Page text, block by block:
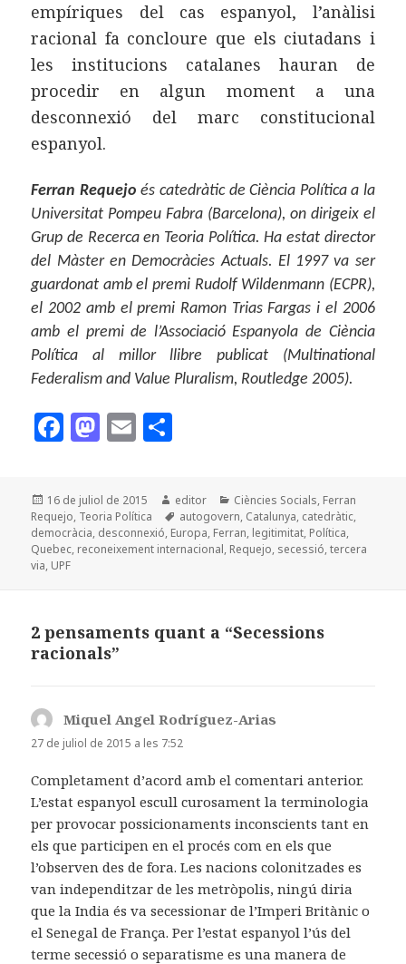
empíriques del cas espanyol, l’anàlisi
racional fa concloure que els ciutadans i
les institucions catalanes hauran de
procedir en algun moment a una
desconnexió del marc constitucional
espanyol.
Ferran Requejo és catedràtic de Ciència Política a la
Universitat Pompeu Fabra (Barcelona), on dirigeix el
Grup de Recerca en Teoria Política. Ha estat director
del Màster en Democràcies Actuals. El 1997 va ser
guardonat amb el premi Rudolf Wildenmann (ECPR),
el 2002 amb el premi Ramon Trias Fargas i el 2006
amb el premi de l’Associació Espanyola de Ciència
Política al millor llibre publicat (Multinational
Federalism and Value Pluralism, Routledge 2005).
F
c
e
b
o
k
M
to
d
o
E
l
m
p
a
x
Publicat
el
16 de juliol de 2015 Autor
editor Categories
Ciències Socials, Ferran
Requejo, Teoria Política Etiquetes
autogovern, Catalunya, catedràtic,
democràcia, desconnexió, Europa, Ferran, legitimitat, Política,
Quebec, reconeixement internacional, Requejo, secessió,tercera
via, UPF
2 pensaments quant a “Secessions
racionals”
Miquel Angel Rodríguez-Arias
27 de juliol de 2015 a les 7:52
Completament d’acord amb el comentari anterior.
L’estat espanyol escull curosament la terminologia
per provocar possicionaments inconscients tant en
els que participen en el procés com en els que
l’observen des de fora. Les nacions colonitzades es
van independitzar de les metròpolis, ningú diria
que la India és va secessionar de l’Imperi Britànic o
el Senegal de França. Per l’estat espanyol l’ús del
terme secessió o separatisme es una manera de